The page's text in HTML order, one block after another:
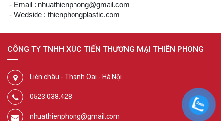
- Email : nhuathienphong@gmail.com
- Wedside : thienphongplastic.com
CÔNG TY TNHH XÚC TIẾN THƯƠNG MẠI THIÊN PHONG
Liên châu - Thanh Oai - Hà Nội
0523.038.428
nhuathienphong@gmail.com